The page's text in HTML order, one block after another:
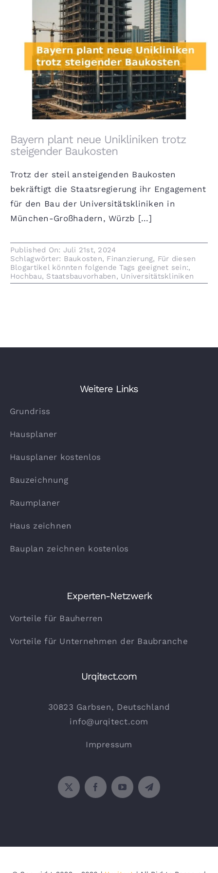
Bayern plant neue Unikliniken trotz steigender
Baukosten
Bayern plant neue Unikliniken trotz
steigender Baukosten
Trotz der steil ansteigenden Baukosten
bekräftigt die Staatsregierung ihr Engagement
für den Bau der Universitätskliniken in
München-Großhadern, Würzb [...]
Published On: Juli 21st, 2024
Schlagwörter: Baukosten, Finanzierung, Für diesen
Blogartikel könnten folgende Tags geeignet sein:,
Hochbau, Staatsbauvorhaben, Universitätskliniken
Urqitect.com
30823 Garbsen, Deutschland
info@urqitect.com
Impressum
Weitere Links
Grundriss
Hausplaner
Hausplaner kostenlos
Bauzeichnung
Raumplaner
Haus zeichnen
Bauplan zeichnen kostenlos
Experten-Netzwerk
Vorteile für Bauherren
Vorteile für Unternehmen der Baubranche